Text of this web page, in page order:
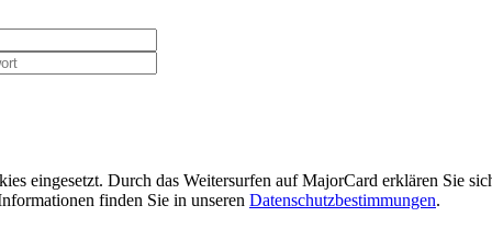
eingesetzt. Durch das Weitersurfen auf MajorCard erklären Sie
finden Sie in unseren Datenschutzbestimmungen.